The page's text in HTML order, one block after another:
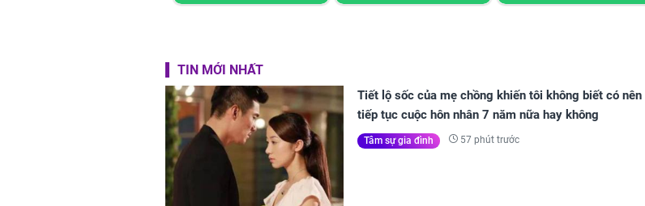
TIN MỚI NHẤT
Tiết lộ sốc của mẹ chồng khiến tôi không biết có nên
tiếp tục cuộc hôn nhân 7 năm nữa hay không
Tâm sự gia đình 57 phút trước